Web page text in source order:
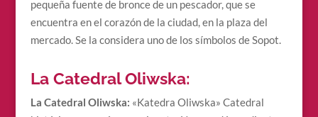
pequeña fuente de bronce de un pescador, que se
encuentra en el corazón de la ciudad, en la plaza del
mercado. Se la considera uno de los símbolos de Sopot.
La Catedral Oliwska:
La Catedral Oliwska: «Katedra Oliwska» Catedral